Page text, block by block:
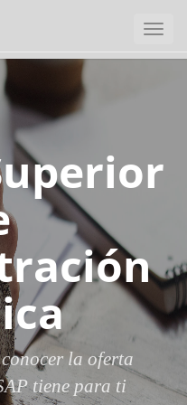
la oferta
tiene para ti